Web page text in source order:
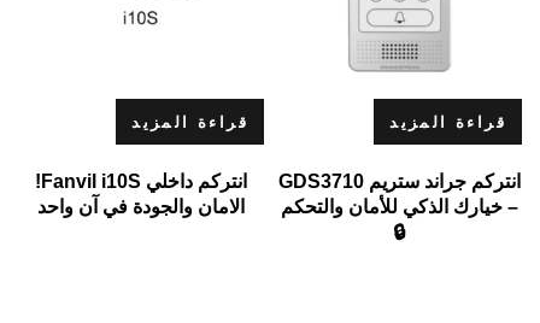
قراءة المزيد
انتركم جراند ستريم GDS3710
– خيارك الذكي للأمان والتحكم
🔒
قراءة المزيد
انتركم داخلي Fanvil i10S!
الامان والجودة في آن واحد